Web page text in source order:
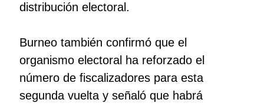
distribución electoral.
Burneo también confirmó que el
organismo electoral ha reforzado el
número de fiscalizadores para esta
segunda vuelta y señaló que habrá